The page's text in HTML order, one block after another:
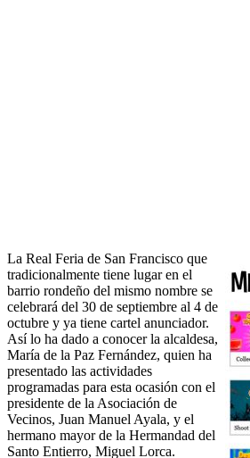
La Real Feria de San Francisco que
tradicionalmente tiene lugar en el
barrio rondeño del mismo nombre se
celebrará del 30 de septiembre al 4 de
octubre y ya tiene cartel anunciador.
Así lo ha dado a conocer la alcaldesa,
María de la Paz Fernández, quien ha
presentado las actividades
programadas para esta ocasión con el
presidente de la Asociación de
Vecinos, Juan Manuel Ayala, y el
hermano mayor de la Hermandad del
Santo Entierro, Miguel Lorca.